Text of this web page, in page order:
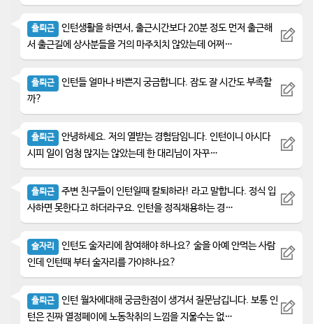
출퇴근
인턴생활을 하면서, 출근시간보다 20분 정도 먼저 출근해
서 출근길에 상사분들을 거의 마주치치 않았는데 어쩌…
출퇴근
인턴들 얼마나 바쁜지 궁금합니다. 잠도 잘 시간도 부족할
까?
출퇴근
안녕하세요. 저의 열받는 경험담임니다. 인턴이니 아시다
시피 일이 엄청 많지는 않았는데 한 대리님이 자꾸…
출퇴근
주변 친구들이 인턴일때 칼퇴하라! 라고 말합니다. 정식 입
사하면 못한다고 하더라구요. 인턴을 정직채용하는 경…
술자리
인턴도 술자리에 참여해야 하나요? 술을 아예 안먹는 사람
인데 인턴때 부터 술자리를 가야하나요?
출퇴근
인턴 월차에대해 궁금한점이 생겨서 질문남깁니다. 보통 인
턴은 진짜 열정페이에 노동착취의 느낌을 지울수는 없…